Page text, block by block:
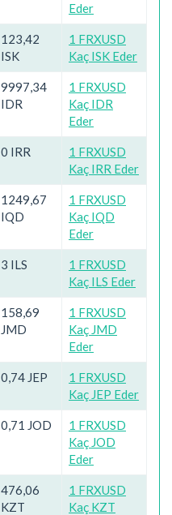
Eder
123,42
ISK
1 FRXUSD
Kaç ISK Eder
9997,34
IDR
1 FRXUSD
Kaç IDR
Eder
0 IRR
1 FRXUSD
Kaç IRR Eder
1249,67
IQD
1 FRXUSD
Kaç IQD
Eder
3 ILS
1 FRXUSD
Kaç ILS Eder
158,69
JMD
1 FRXUSD
Kaç JMD
Eder
0,74 JEP
1 FRXUSD
Kaç JEP Eder
0,71 JOD
1 FRXUSD
Kaç JOD
Eder
476,06
KZT
1 FRXUSD
Kaç KZT